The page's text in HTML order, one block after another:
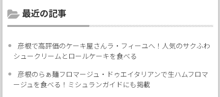
最近の記事
彦根で高評価のケーキ屋さんラ・フィーユへ！人気のサクふわ
シュークリームとロールケーキを食べる
彦根のらぁ麺フロマージュ・ドゥエイタリアンで生ハムフロマ
ージュを食べる！ミシュランガイドにも掲載